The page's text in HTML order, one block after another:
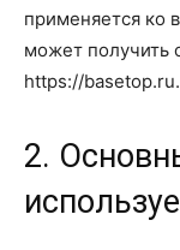
применяется ко
может получить
https://basetop.ru.
2.